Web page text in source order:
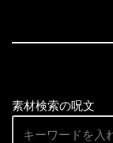
素材検索の呪文